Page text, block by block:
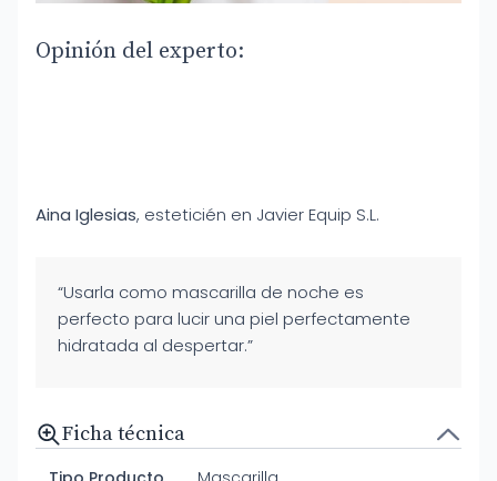
Opinión del experto:
Aina Iglesias, esteticién en Javier Equip S.L.
“Usarla como mascarilla de noche es
perfecto para lucir una piel perfectamente
hidratada al despertar.”
Ficha técnica